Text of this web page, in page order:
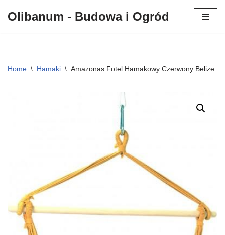
Olibanum - Budowa i Ogród
Home \ Hamaki \ Amazonas Fotel Hamakowy Czerwony Belize